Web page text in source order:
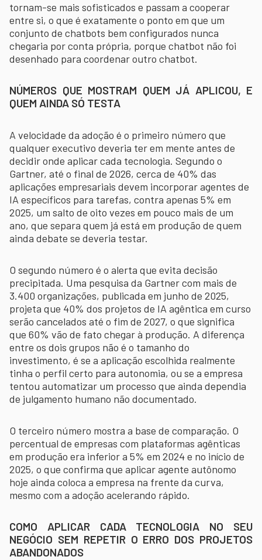
tornam-se mais sofisticados e passam a cooperar
entre si, o que é exatamente o ponto em que um
conjunto de chatbots bem configurados nunca
chegaria por conta própria, porque chatbot não foi
desenhado para coordenar outro chatbot.
NÚMEROS QUE MOSTRAM QUEM JÁ APLICOU, E
QUEM AINDA SÓ TESTA
A velocidade da adoção é o primeiro número que
qualquer executivo deveria ter em mente antes de
decidir onde aplicar cada tecnologia. Segundo o
Gartner, até o final de 2026, cerca de 40% das
aplicações empresariais devem incorporar agentes de
IA específicos para tarefas, contra apenas 5% em
2025, um salto de oito vezes em pouco mais de um
ano, que separa quem já está em produção de quem
ainda debate se deveria testar.
O segundo número é o alerta que evita decisão
precipitada. Uma pesquisa da Gartner com mais de
3.400 organizações, publicada em junho de 2025,
projeta que 40% dos projetos de IA agêntica em curso
serão cancelados até o fim de 2027, o que significa
que 60% vão de fato chegar à produção. A diferença
entre os dois grupos não é o tamanho do
investimento, é se a aplicação escolhida realmente
tinha o perfil certo para autonomia, ou se a empresa
tentou automatizar um processo que ainda dependia
de julgamento humano não documentado.
O terceiro número mostra a base de comparação. O
percentual de empresas com plataformas agênticas
em produção era inferior a 5% em 2024 e no início de
2025, o que confirma que aplicar agente autônomo
hoje ainda coloca a empresa na frente da curva,
mesmo com a adoção acelerando rápido.
COMO APLICAR CADA TECNOLOGIA NO SEU
NEGÓCIO SEM REPETIR O ERRO DOS PROJETOS
ABANDONADOS